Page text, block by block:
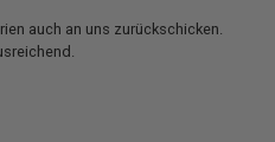
auch an uns zurückschicken.